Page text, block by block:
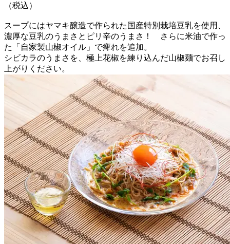
（税込）
スープにはヤマキ醸造で作られた国産特別栽培豆乳を使用、
濃厚な豆乳のうまさとピリ辛のうまさ！ さらに米油で作っ
た「自家製山椒オイル」で痺れを追加。
シビカラのうまさを、極上花椒を練り込んだ山椒麺でお召し
上がりください。